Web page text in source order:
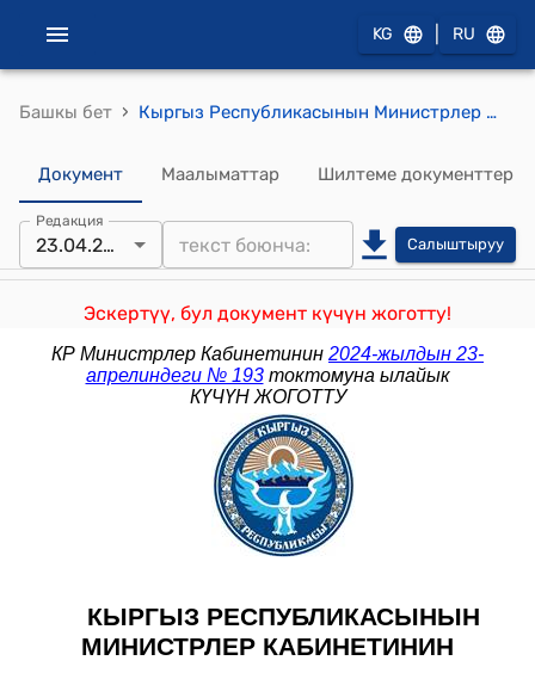
KG RU
Башкы бет › Кыргыз Республикасынын Министрлер Кабинетинин 2023-жылдын 18-сентябрындагы № 484 "Евразия экономикалык бирлигинин бажы аймагынан тышкары регенерациялануучу кагазды жана картонду (макулатура жана таштанды) ташып чыгууга (экспорттоого) убактылуу тыюу салууну киргизүү жөнүндө" токтому
Документ Маалыматтар Шилтеме документтер
Редакция
23.04.2024 Салыштыруу
Эскертүү, бул документ күчүн жоготту!